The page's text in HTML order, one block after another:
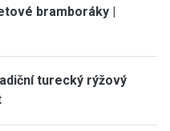
bramboráky |
turecký rýžový